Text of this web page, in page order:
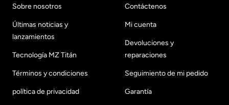
Sobre nosotros
Últimas noticias y
lanzamientos
Tecnología MZ Titán
Términos y condiciones
política de privacidad
Contáctenos
Mi cuenta
Devoluciones y
reparaciones
Seguimiento de mi pedido
Garantía